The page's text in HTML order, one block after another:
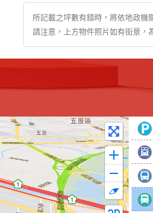
所記載之坪數有錯時，將依地政機
請注意，上方物件照片如有街景，